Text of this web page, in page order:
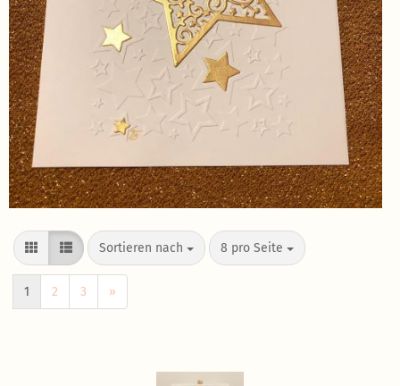
Sortieren nach 8 pro Seite
1 2 3 »